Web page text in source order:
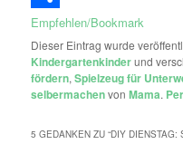
Empfehlen/Bookmark
Dieser Eintrag wurde
Kindergartenkinderund
fördern,Spielzeug für
selbermachenvonMama.
5 GEDANKEN ZU “DIY DIENSTAG: